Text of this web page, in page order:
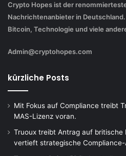
Crypto Hopes ist der
Nachrichtenanbieter in
Bitcoin, Technologie und viele
Admin@cryptohopes.com
kürzliche Posts
Mit Fokus auf Compliance treibt
MAS-Lizenz voran.
Truoux treibt Antrag auf britische
vertieft strategische